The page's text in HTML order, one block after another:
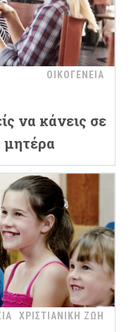
ΟΙΚΟΓΕΝΕΙΑ
να κάνεις σε
μητέρα
ΧΡΙΣΤΙΑΝΙΚΗ ΖΩΗ